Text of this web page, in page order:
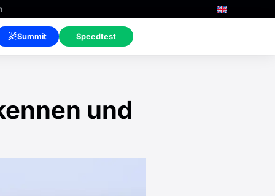
Summit Speedtest
und